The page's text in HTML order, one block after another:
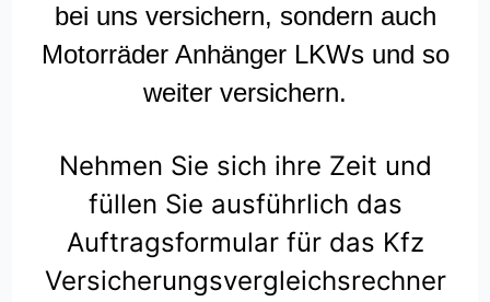
bei uns versichern, sondern auch
Motorräder Anhänger LKWs und so
weiter versichern.
Nehmen Sie sich ihre Zeit und
füllen Sie ausführlich das
Auftragsformular für das Kfz
Versicherungsvergleichsrechner